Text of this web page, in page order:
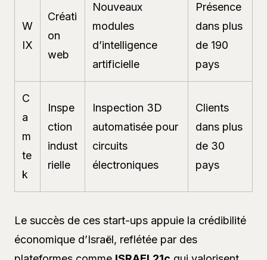
W
IX
Créati
on
web
Nouveaux
modules
d’intelligence
artificielle
Présence
dans plus
de 190
pays
C
a
m
te
k
Inspe
ction
indust
rielle
Inspection 3D
automatisée pour
circuits
électroniques
Clients
dans plus
de 30
pays
Le succès de ces start-ups appuie la crédibilité
économique d’Israël, reflétée par des